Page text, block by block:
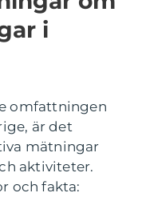
i
omfattningen
är det
mätningar
aktiviteter.
och fakta: